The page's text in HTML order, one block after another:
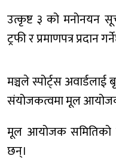
उत्कृष्ट ३ को मनोनयन
ट्रफी र प्रमाणपत्र प्रदान
मञ्चले स्पोर्ट्स
संयोजकत्वमा मूल
मूल आयोजक समितिको
छन्।